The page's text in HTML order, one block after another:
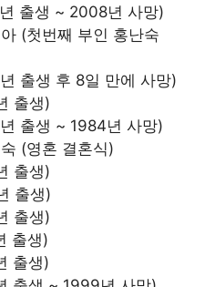
출생 ~ 2008년 사망)
(첫번째 부인 홍난숙
출생 후 8일 만에 사망)
출생)
출생 ~ 1984년 사망)
(영혼 결혼식)
출생)
출생)
출생)
출생)
출생)